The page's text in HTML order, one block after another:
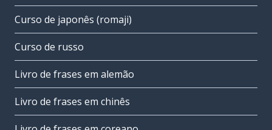
Curso de japonês (romaji)
Curso de russo
Livro de frases em alemão
Livro de frases em chinês